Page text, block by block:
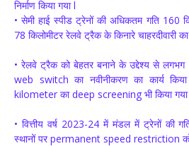
निर्माण किया गया l
• सेमी हाई स्पीड ट्रेनों की अधिकतम गति 160
78 किलोमीटर रेलवे ट्रैक के किनारे चाहरदीवारी का
• रेलवे ट्रैक को बेहतर बनाने के उद्देश्य से
web switch का नवीनीकरण का कार्य
kilometer का deep screening भी किया
• वित्तीय वर्ष 2023-24 में मंडल में ट्रेनों की
स्थानों पर permanent speed restriction को